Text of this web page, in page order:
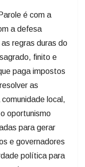
é com a
a defesa
regras duras do
finito e
paga impostos
as
local,
oportunismo
para gerar
e governadores
política para